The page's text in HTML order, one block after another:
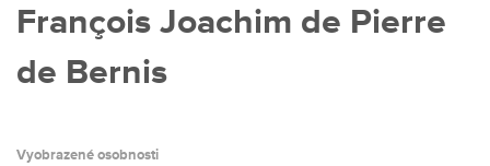
François Joachim de Pierre
de Bernis
Vyobrazené osobnosti